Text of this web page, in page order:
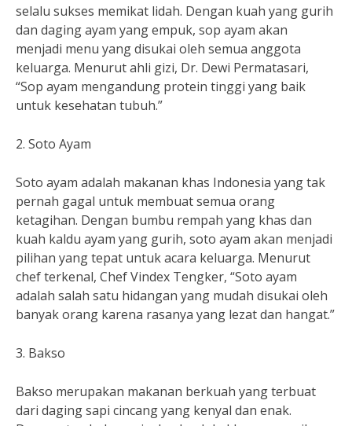
selalu sukses memikat lidah. Dengan kuah yang gurih
dan daging ayam yang empuk, sop ayam akan
menjadi menu yang disukai oleh semua anggota
keluarga. Menurut ahli gizi, Dr. Dewi Permatasari,
“Sop ayam mengandung protein tinggi yang baik
untuk kesehatan tubuh.”
2. Soto Ayam
Soto ayam adalah makanan khas Indonesia yang tak
pernah gagal untuk membuat semua orang
ketagihan. Dengan bumbu rempah yang khas dan
kuah kaldu ayam yang gurih, soto ayam akan menjadi
pilihan yang tepat untuk acara keluarga. Menurut
chef terkenal, Chef Vindex Tengker, “Soto ayam
adalah salah satu hidangan yang mudah disukai oleh
banyak orang karena rasanya yang lezat dan hangat.”
3. Bakso
Bakso merupakan makanan berkuah yang terbuat
dari daging sapi cincang yang kenyal dan enak.